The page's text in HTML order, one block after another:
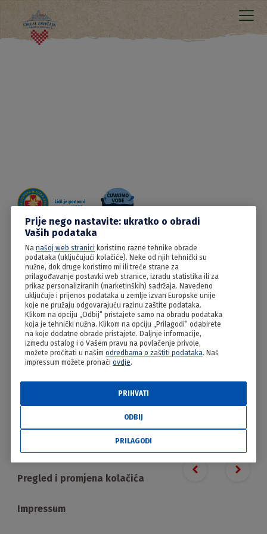
15.06.2022
Štrukli sa sirom
Previous slide
Next
Pregled i promjena kolačića
Impressum
Prije nego nastavite: ukratko o obradi
Vaših podataka
Na našoj web stranici koristimo razne tehnike obrade
podataka (uključujući kolačiće). Neke od njih tehnički su
nužne, dok druge koristimo mi ili treće strane za
prilagođavanje postavki web stranice, izradu statistika ili za
prikaz personaliziranih (marketinških) sadržaja. Navedeno
uključuje i prijenos podataka u zemlje izvan Europske unije
koje ne pružaju odgovarajuću razinu zaštite podataka.
Klikom na opciju „Odbij“ pristajete samo na obradu podataka
koja je tehnički nužna. Klikom na opciju „Prilagodi“ odabirete
na koje dodatne obrade pristajete. Daljnje informacije,
između ostalog i o Vašem pravu na povlačenje privole,
možete pročitati u našim odredbama o zaštiti podataka. Naš
impressum možete pronaći ovdje.
ODBIJ
PRIHVATI
PRILAGODI